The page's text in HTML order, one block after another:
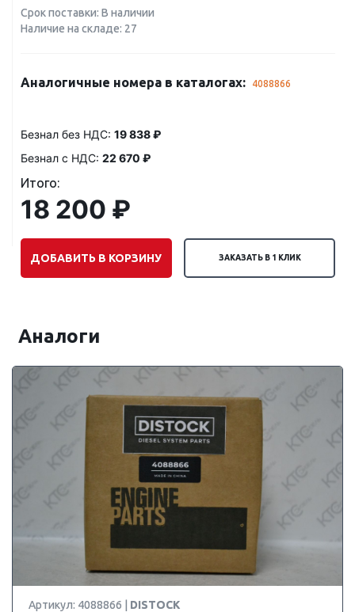
Срок поставки: В наличии
Наличие на складе: 27
Аналогичные номера в каталогах: 4088866
Безнал без НДС: 19 838 ₽
Безнал с НДС: 22 670 ₽
Итого:
18 200 ₽
ДОБАВИТЬ В КОРЗИНУ ЗАКАЗАТЬ В 1 КЛИК
Аналоги
Артикул: 4088866 | DISTOCK